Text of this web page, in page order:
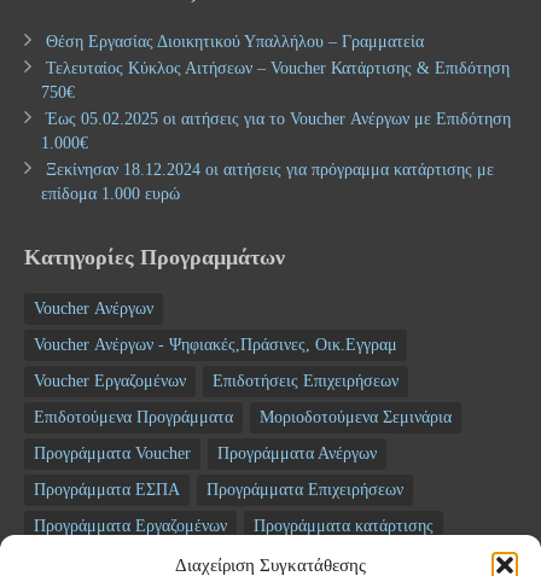
Διαχείριση Συγκατάθεσης
Θέση Εργασίας Διοικητικού Υπαλλήλου – Γραμματεία
Τελευταίος Κύκλος Αιτήσεων – Voucher Κατάρτισης & Επιδότηση
750€
Έως 05.02.2025 οι αιτήσεις για το Voucher Ανέργων με Επιδότηση
1.000€
Ξεκίνησαν 18.12.2024 οι αιτήσεις για πρόγραμμα κατάρτισης με
επίδομα 1.000 ευρώ
Κατηγορίες Προγραμμάτων
Voucher Ανέργων
Voucher Ανέργων - Ψηφιακές,Πράσινες, Οικ.Εγγραμ
Voucher Εργαζομένων
Επιδοτήσεις Επιχειρήσεων
Επιδοτούμενα Προγράμματα
Μοριοδοτούμενα Σεμινάρια
Προγράμματα Voucher
Προγράμματα Ανέργων
Προγράμματα ΕΣΠΑ
Προγράμματα Επιχειρήσεων
Προγράμματα Εργαζομένων
Προγράμματα κατάρτισης
ΤΑΜΕΙΟ ΑΝΑΚΑΜΨΗΣ